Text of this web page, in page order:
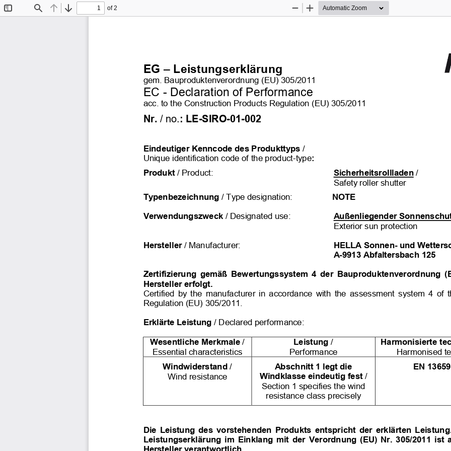
Find Previous
Next
of 2
Zoom
Zoom
EG – Leistungserklärung
gem. Bauproduktenverordnung (EU) 305/2011
EC - Declaration of Performance
acc. to the Construction Products Regulation (EU) 305/2011
Nr. / no.: LE-SIRO-01-002
Eindeutiger Kenncode des Produkttyps /
Unique identification code of the product-type:
Produkt / Product: Sicherheitsrollladen /
Safety roller shutter
Typenbezeichnung / Type designation: NOTE
Verwendungszweck / Designated use: Außenliegender
Exterior sun protection
Hersteller / Manufacturer:
HELLA Sonnen- und
A-9913 Abfaltersbach 125
Zertifizierung gemäß Bewertungssystem 4 der Bauproduktenverordnung
Hersteller erfolgt.
Certified by the manufacturer in accordance with the assessment system 4 of
Regulation (EU) 305/2011.
Erklärte Leistung / Declared performance:
Wesentliche Merkmale /
Essential characteristics
Leistung /
Performance
Harmonisierte
Harmonised
Windwiderstand /
Wind resistance
Abschnitt 1 legt die
Windklasse eindeutig fest /
Section 1 specifies the wind
resistance class precisely
EN
Die Leistung des vorstehenden Produkts entspricht der erklärten
Leistungserklärung im Einklang mit der Verordnung (EU) Nr. 305/2011 ist